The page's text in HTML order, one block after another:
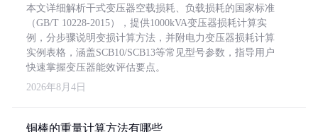
本文详细解析干式变压器空载损耗、负载损耗的国家标准
（GB/T 10228-2015），提供1000kVA变压器损耗计算实
例，分步骤说明变损计算方法，并附电力变压器损耗计算
实例表格，涵盖SCB10/SCB13等常见型号参数，指导用户
快速掌握变压器能效评估要点。
2026年8月4日
铜棒的重量计算方法有哪些